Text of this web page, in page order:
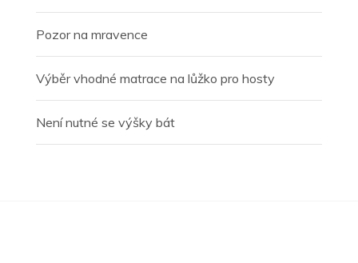
Pozor na mravence
Výběr vhodné matrace na lůžko pro hosty
Není nutné se výšky bát